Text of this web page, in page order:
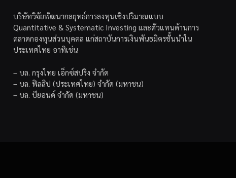
บริษัทวิจัยพัฒนากลยุทธ์การลงทุนเชิงปริมาณแบบ
Quantitative & Systematic Investing และตัวแทนด้านการ
ตลาดกองทุนส่วนบุคคล แก่สถาบันการเงินพันธมิตรชั้นนำใน
ประเทศไทย อาทิเช่น
– บล. กรุงไทย เอ็กซ์สปริง จำกัด
– บล. ฟิลลิป (ประเทศไทย) จำกัด (มหาชน)
– บล. บียอนด์ จำกัด (มหาชน)